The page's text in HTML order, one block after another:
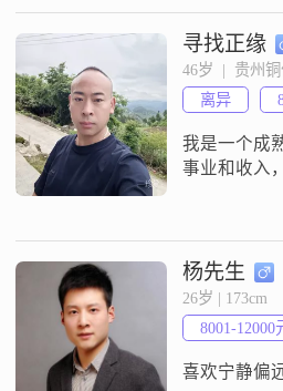
5001到8000
活有着自己
和易相处的
每一天
于一个人的
以我总是
寻找正缘
46岁  |  贵州铜
离异
我是一个成
事业和收入
因年少家里
婚，我们离
缠，不联系
你，圈子干
共同书写我
负你的期望
护##3002##
##3002##
杨先生
26岁 | 173cm
8001-12000
喜欢宁静偏